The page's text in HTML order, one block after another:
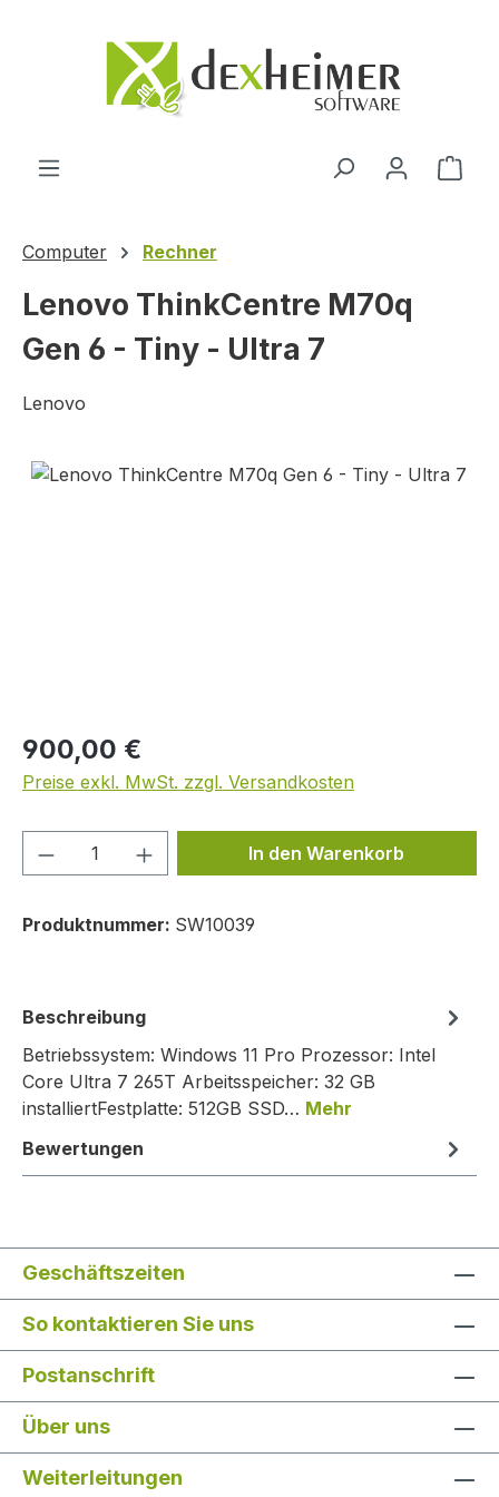
Computer Rechner
Lenovo ThinkCentre M70q
Gen 6 - Tiny - Ultra 7
Lenovo
Bildergalerie überspringen
Regulärer Preis:
900,00 €
Preise exkl. MwSt. zzgl. Versandkosten
Produkt Anzahl: Gib denIn den Warenkorb
Produktnummer: SW10039
Beschreibung
Betriebssystem: Windows 11 Pro Prozessor: Intel
Core Ultra 7 265T Arbeitsspeicher: 32 GB
installiertFestplatte: 512GB SSD… Mehr
Bewertungen
Geschäftszeiten
So kontaktieren Sie uns
Postanschrift
Über uns
Weiterleitungen